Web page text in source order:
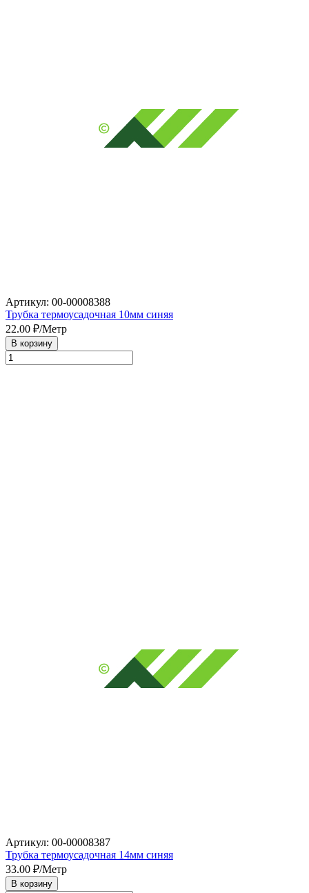
Артикул: 00-00008388
Трубка термоусадочная 10мм синяя
22.00 ₽/Метр
В корзину
Артикул: 00-00008387
Трубка термоусадочная 14мм синяя
33.00 ₽/Метр
В корзину